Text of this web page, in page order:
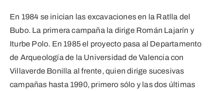
En 1984 se inician las excavaciones en la Ratlla del
Bubo. La primera campaña la dirige Román Lajarín y
Iturbe Polo. En 1985 el proyecto pasa al Departamento
de Arqueología de la Universidad de Valencia con
Villaverde Bonilla al frente, quien dirige sucesivas
campañas hasta 1990, primero sólo y las dos últimas